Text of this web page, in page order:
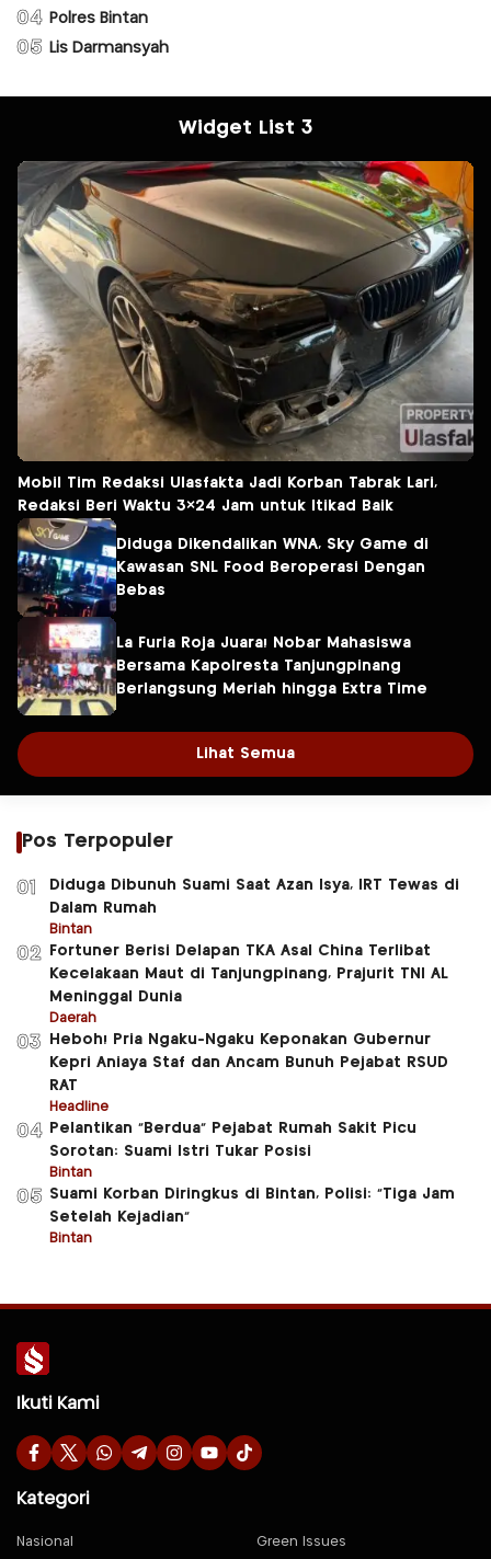
04 Polres Bintan
05 Lis Darmansyah
Widget List 3
Mobil Tim Redaksi Ulasfakta Jadi Korban Tabrak Lari,
Redaksi Beri Waktu 3×24 Jam untuk Itikad Baik
Diduga Dikendalikan WNA, Sky Game di
Kawasan SNL Food Beroperasi Dengan
Bebas
La Furia Roja Juara! Nobar Mahasiswa
Bersama Kapolresta Tanjungpinang
Berlangsung Meriah hingga Extra Time
Lihat Semua
Pos Terpopuler
01
Diduga Dibunuh Suami Saat Azan Isya, IRT Tewas di
Dalam Rumah
Bintan
02
Fortuner Berisi Delapan TKA Asal China Terlibat
Kecelakaan Maut di Tanjungpinang, Prajurit TNI AL
Meninggal Dunia
Daerah
03
Heboh! Pria Ngaku-Ngaku Keponakan Gubernur
Kepri Aniaya Staf dan Ancam Bunuh Pejabat RSUD
RAT
Headline
04
Pelantikan “Berdua” Pejabat Rumah Sakit Picu
Sorotan: Suami Istri Tukar Posisi
Bintan
05 Suami Korban Diringkus di Bintan, Polisi: “Tiga Jam
Setelah Kejadian”
Bintan
Ikuti Kami
Kategori
Nasional
Green Issues